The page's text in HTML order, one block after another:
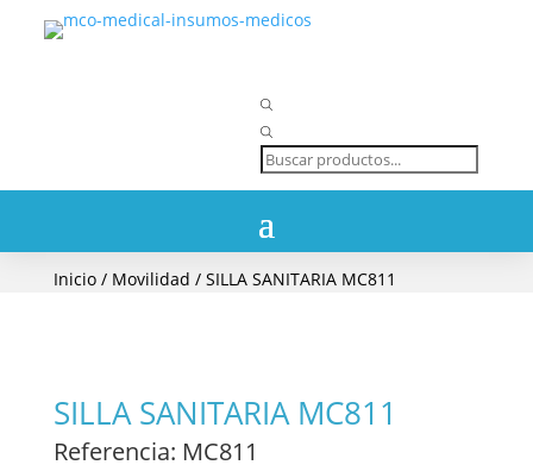
Búsqueda
de
Inicio/ Movilidad / SILLA SANITARIA MC811
SILLA SANITARIA MC811
Referencia: MC811